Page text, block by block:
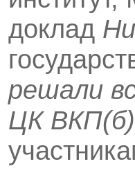
доклад
решали
ЦК